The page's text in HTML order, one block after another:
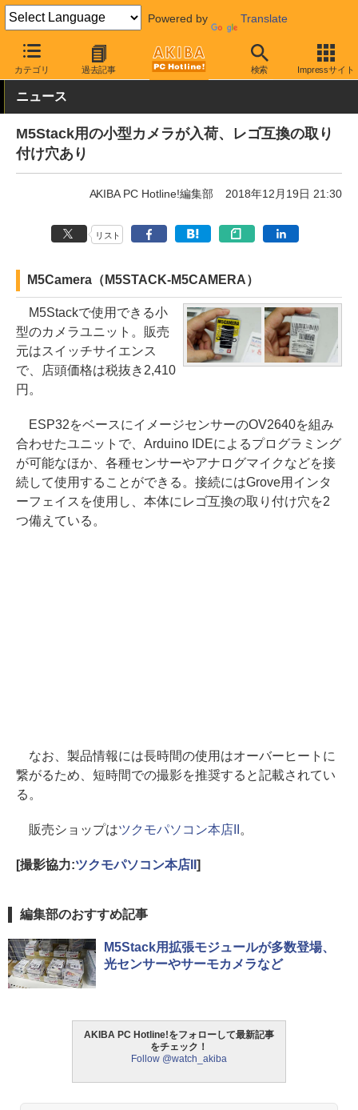
Powered by Translate
カテゴリ 過去記事 検索 Impressサイト
AKIBA PC Hotline! ガジェット 電子工作キット
ニュース
M5Stack用の小型カメラが入荷、レゴ互換の取り
付け穴あり
AKIBA PC Hotline!編集部 2018年12月19日 21:30
リスト
M5Camera（M5STACK-M5CAMERA）
M5Stackで使用できる小
型のカメラユニット。販売
元はスイッチサイエンス
で、店頭価格は税抜き2,410
円。
ESP32をベースにイメージセンサーのOV2640を組み
合わせたユニットで、Arduino IDEによるプログラミング
が可能なほか、各種センサーやアナログマイクなどを接
続して使用することができる。接続にはGrove用インタ
ーフェイスを使用し、本体にレゴ互換の取り付け穴を2
つ備えている。
なお、製品情報には長時間の使用はオーバーヒートに
繋がるため、短時間での撮影を推奨すると記載されてい
る。
販売ショップはツクモパソコン本店II 。
[撮影協力:ツクモパソコン本店II ]
編集部のおすすめ記事
M5Stack用拡張モジュールが多数登場、
光センサーやサーモカメラなど
AKIBA PC Hotline!をフォローして最新記事
をチェック！
Follow @watch_akiba